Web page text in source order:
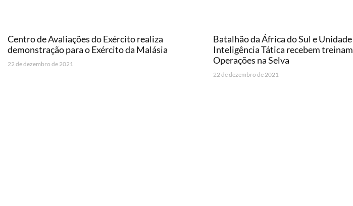
Centro de Avaliações do Exército realiza
demonstração para o Exército da Malásia
22 de dezembro de 2021
Batalhão da África do Sul e
Inteligência Tática recebem
Operações na Selva
22 de dezembro de 2021